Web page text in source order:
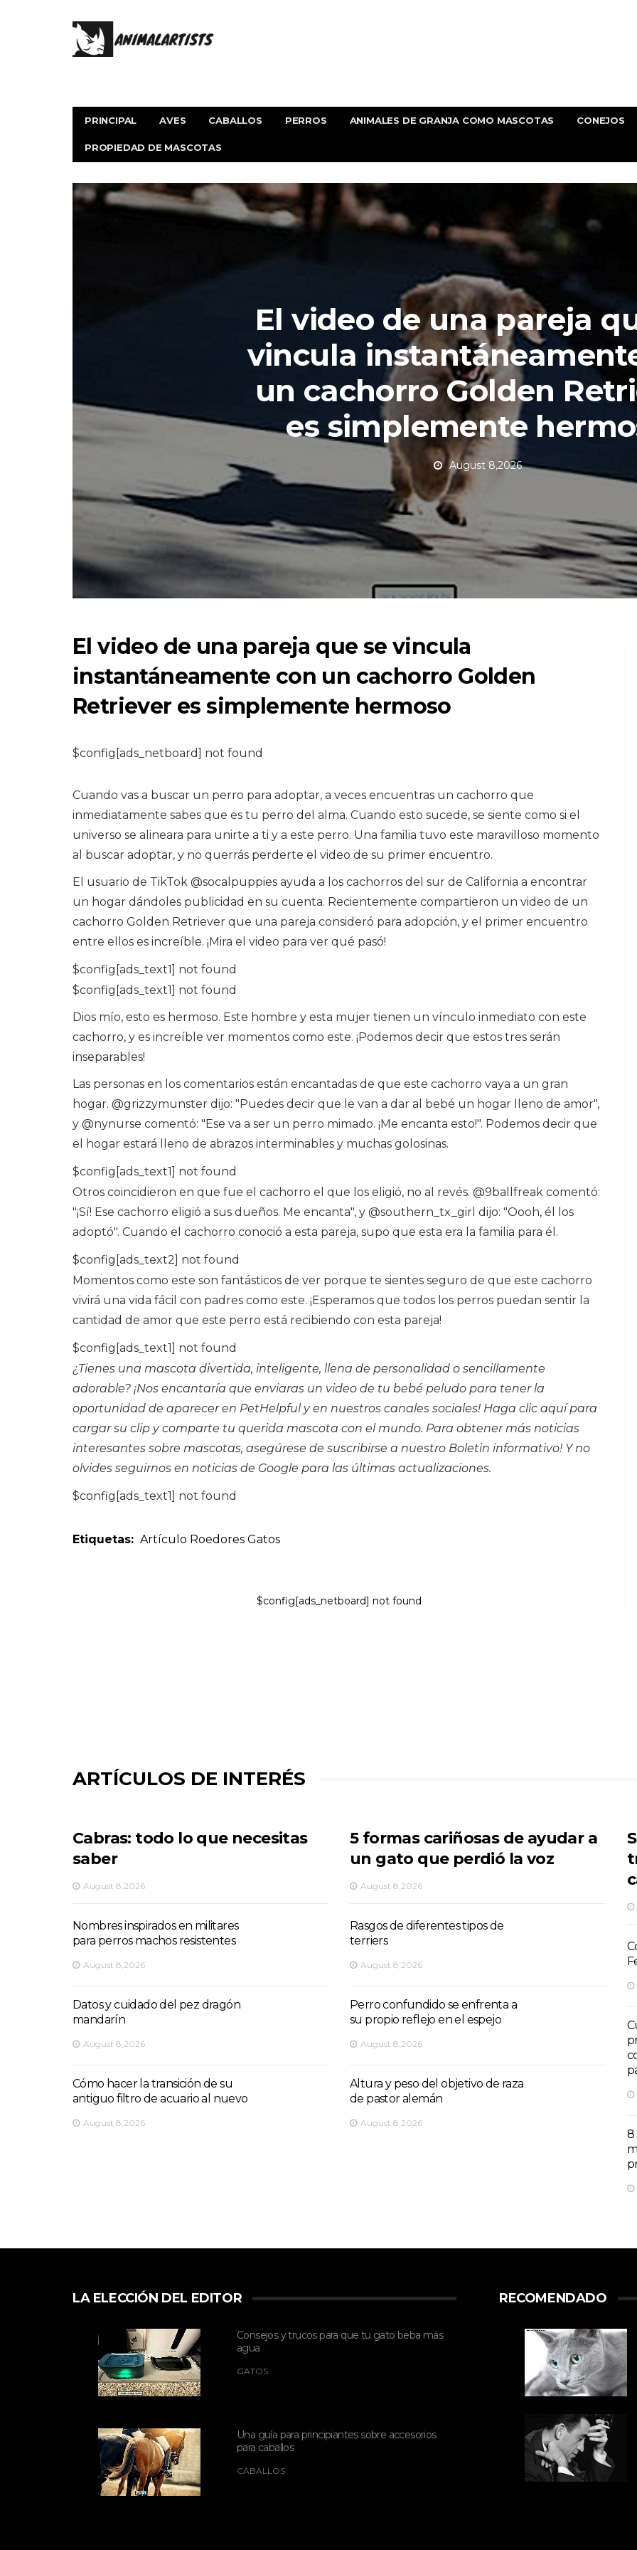
PRINCIPAL AVES CABALLOS PERROS ANIMALES DE GRANJA COMO MASCOTAS CONEJOS
PROPIEDAD DE MASCOTAS
El video de una pareja
vincula
un cachorro Golden
es simplemente
August 8,2026
El video de una pareja que se vincula
instantáneamente con un cachorro Golden
Retriever es simplemente hermoso
$config[ads_netboard] not found
Cuando vas a buscar un perro para adoptar, a veces encuentras un cachorro que
inmediatamente sabes que es tu perro del alma. Cuando esto sucede, se siente como si el
universo se alineara para unirte a ti y a este perro. Una familia tuvo este maravilloso momento
al buscar adoptar, y no querrás perderte el video de su primer encuentro.
El usuario de TikTok @socalpuppies ayuda a los cachorros del sur de California a encontrar
un hogar dándoles publicidad en su cuenta. Recientemente compartieron un video de un
cachorro Golden Retriever que una pareja consideró para adopción, y el primer encuentro
entre ellos es increíble. ¡Mira el video para ver qué pasó!
$config[ads_text1] not found
$config[ads_text1] not found
Dios mío, esto es hermoso. Este hombre y esta mujer tienen un vínculo inmediato con este
cachorro, y es increíble ver momentos como este. ¡Podemos decir que estos tres serán
inseparables!
Las personas en los comentarios están encantadas de que este cachorro vaya a un gran
hogar. @grizzymunster dijo: "Puedes decir que le van a dar al bebé un hogar lleno de amor",
y @nynurse comentó: "Ese va a ser un perro mimado. ¡Me encanta esto!". Podemos decir que
el hogar estará lleno de abrazos interminables y muchas golosinas.
$config[ads_text1] not found
Otros coincidieron en que fue el cachorro el que los eligió, no al revés. @9ballfreak comentó:
"¡Sí! Ese cachorro eligió a sus dueños. Me encanta", y @southern_tx_girl dijo: "Oooh, él los
adoptó". Cuando el cachorro conoció a esta pareja, supo que esta era la familia para él.
$config[ads_text2] not found
Momentos como este son fantásticos de ver porque te sientes seguro de que este cachorro
vivirá una vida fácil con padres como este. ¡Esperamos que todos los perros puedan sentir la
cantidad de amor que este perro está recibiendo con esta pareja!
$config[ads_text1] not found
¿Tienes una mascota divertida, inteligente, llena de personalidad o sencillamente
adorable? ¡Nos encantaría que enviaras un video de tu bebé peludo para tener la
oportunidad de aparecer en PetHelpful y en nuestros canales sociales! Haga clic aquí para
cargar su clip y comparte tu querida mascota con el mundo. Para obtener más noticias
interesantes sobre mascotas, asegúrese de suscribirse a nuestro Boletin informativo! Y no
olvides seguirnos en noticias de Google para las últimas actualizaciones.
$config[ads_text1] not found
Etiquetas: Artículo Roedores Gatos
$config[ads_netboard] not found
Guía de
pollo en el patio
trasero
8,2026
arena para gatos
"Slide"
8,2026
ARTÍCULOS DE INTERÉS
Cabras: todo lo que necesitas
saber
August 8,2026
Nombres inspirados en militares
para perros machos resistentes
August 8,2026
Datos y cuidado del pez dragón
mandarín
August 8,2026
Cómo hacer la transición de su
antiguo filtro de acuario al nuevo
August 8,2026
5 formas cariñosas de ayudar a
un gato que perdió la voz
August 8,2026
Rasgos de diferentes tipos de
terriers
August 8,2026
Perro confundido se enfrenta a
su propio reflejo en el espejo
August 8,2026
Altura y peso del objetivo de raza
de pastor alemán
August 8,2026
8
LA ELECCIÓN DEL EDITOR
Consejos y trucos para que tu gato beba más
agua
GATOS
Una guía para principiantes sobre accesorios
para caballos
CABALLOS
RECOMENDADO